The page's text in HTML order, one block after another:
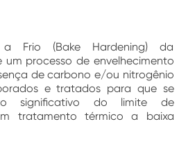
Frio (Bake Hardening) da
um processo de envelhecimento
de carbono e/ou nitrogênio
e tratados para que se
significativo do limite de
tratamento térmico a baixa